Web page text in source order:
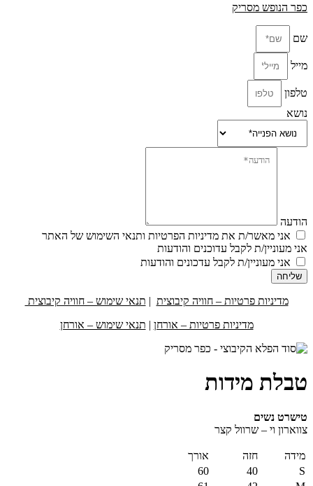
כפר הנופש מסריק
שם
מייל
טלפון
נושא
הודעה
אני מאשר/ת את מדיניות הפרטיות ותנאי השימוש של האתר
אני מעוניין/ת לקבל עדוכנים והודעות
אני מעוניין/ת לקבל עדכונים והודעות
שליחה
מדיניות פרטיות – חוויה קיבוצית | תנאי שימוש – חוויה קיבוצית
מדיניות פרטיות – אורחן | תנאי שימוש – אורחן
טבלת מידות
טישרט נשים
צווארון וי – שרוול קצר
מידה חזה
אורך
S
40
60